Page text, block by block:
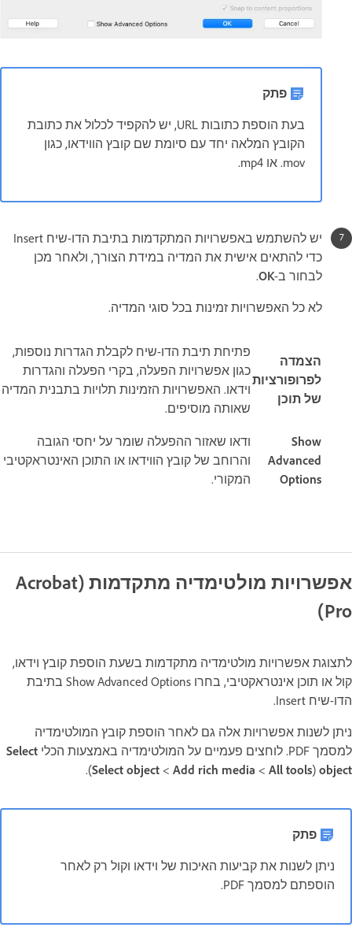
פתק
בעת הוספת כתובות URL, יש להקפיד לכלול את כתובת
הקובץ המלאה יחד עם סיומת שם קובץ הווידאו, כגון
‎.mov או ‎.mp4
יש להשתמש באפשרויות המתקדמות בתיבת הדו-שיח Insert
כדי להתאים אישית את המדיה במידת הצורך, ולאחר מכן
לבחור ב-OK
.
לא כל האפשרויות זמינות בכל סוגי המדיה.
הצמדה
לפרופורציות
של תוכן
פתיחת תיבת הדו-שיח לקבלת הגדרות נוספות,
כגון אפשרויות הפעלה, בקרי הפעלה והגדרות
וידאו. האפשרויות הזמינות תלויות בתבנית המדיה
שאותה מוסיפים.
Show
Advanced
Options
ודאו שאזור ההפעלה שומר על יחסי הגובה
והרוחב של קובץ הווידאו או התוכן האינטראקטיבי
המקורי.
אפשרויות מולטימדיה מתקדמות (Acrobat
Pro)
לתצוגת אפשרויות מולטימדיה מתקדמות בשעת הוספת קובץ וידאו,
קול או תוכן אינטראקטיבי, בחרו Show Advanced Options בתיבת
הדו-שיח Insert.
ניתן לשנות אפשרויות אלה גם לאחר הוספת קובץ המולטימדיה
למסמך PDF. לוחצים פעמיים על המולטימדיה באמצעות הכלי
Select
object
(
All tools
‏>
Add rich media
‏>
Select object
).
פתק
ניתן לשנות את קביעות האיכות של וידאו וקול רק לאחר
הוספתם למסמך PDF.